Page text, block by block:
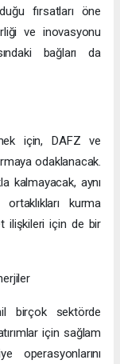
fırsatları öne
ve inovasyonu
bağları da
için, DAFZ ve
odaklanacak.
kalmayacak, aynı
kurma
ilişkileri için de bir
birçok sektörde
için sağlam
operasyonlarını